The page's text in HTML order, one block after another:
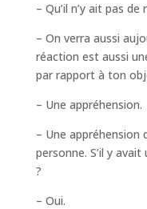
– Qu’il n’y ait pas de
– On verra aussi
réaction est aussi
par rapport à ton
– Une appréhension.
– Une appréhension
personne. S’il y
?
– Oui.